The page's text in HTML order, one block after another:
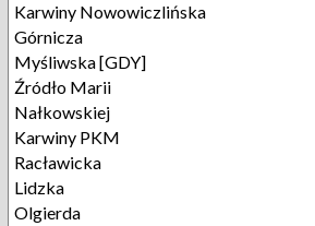
Karwiny Nowowiczlińska
Górnicza
Myśliwska [GDY]
Źródło Marii
Nałkowskiej
Karwiny PKM
Racławicka
Lidzka
Olgierda